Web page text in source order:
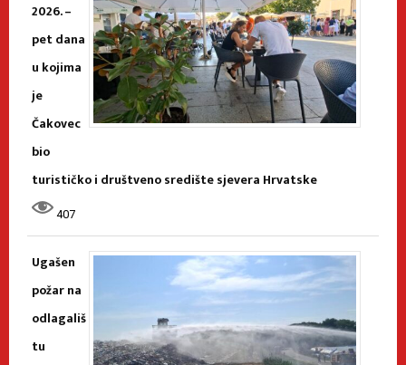
2026. –
pet dana
u kojima
je
Čakovec
bio
turističko i društveno središte sjevera Hrvatske
407
Ugašen
požar na
odlagališ
tu